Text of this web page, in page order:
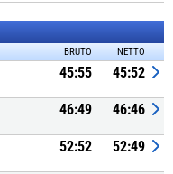
BRUTO NETTO
45:55 45:52
46:49 46:46
52:52 52:49